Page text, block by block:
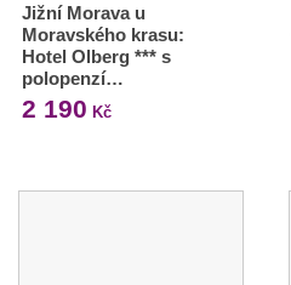
Jižní Morava u
Moravského krasu:
Hotel Olberg *** s
polopenzí…
2 190 Kč